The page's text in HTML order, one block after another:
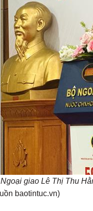
giao Lê Thị Thu
baotintuc.vn)